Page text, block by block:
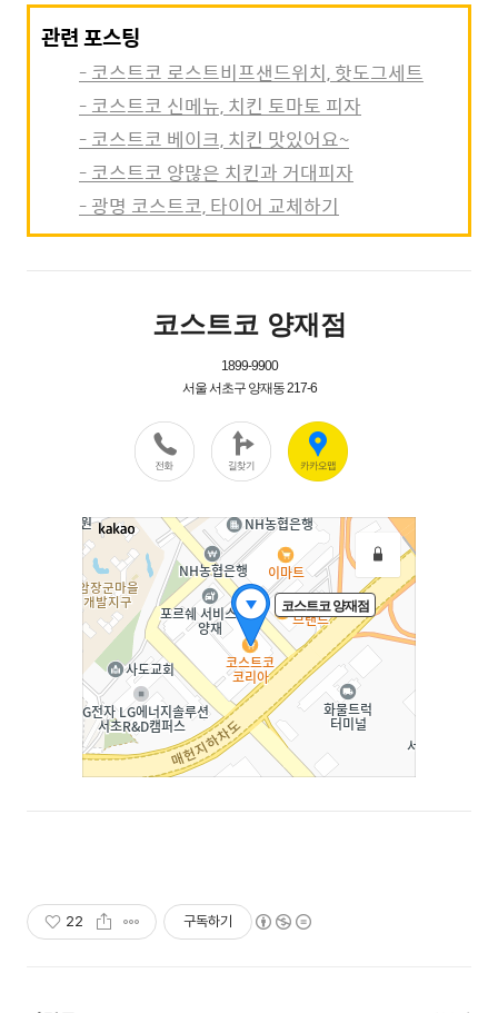
관련 포스팅
- 코스트코 로스트비프샌드위치, 핫도그세트
- 코스트코 신메뉴, 치킨 토마토 피자
- 코스트코 베이크, 치킨 맛있어요~
- 코스트코 양많은 치킨과 거대피자
- 광명 코스트코, 타이어 교체하기
22 구독하기